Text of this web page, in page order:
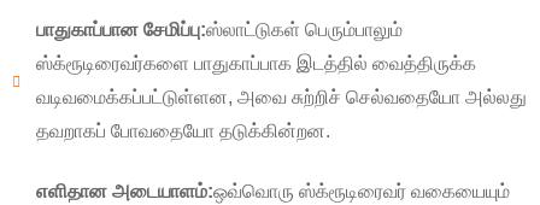
பாதுகாப்பான சேமிப்பு:ஸ்லாட்டுகள் பெரும்பாலும்
ஸ்க்ரூடிரைவர்களை பாதுகாப்பாக இடத்தில் வைத்திருக்க
வடிவமைக்கப்பட்டுள்ளன, அவை சுற்றிச் செல்வதையோ அல்லது
தவறாகப் போவதையோ தடுக்கின்றன.
எளிதான அடையாளம்:ஒவ்வொரு ஸ்க்ரூடிரைவர் வகையையும்